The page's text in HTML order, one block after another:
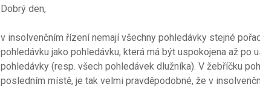
Dobrý den,
v insolvenčním řízení nemají všechny pohledávky stejné
pohledávku jako pohledávku, která má být uspokojena až po
pohledávky (resp. všech pohledávek dlužníka). V žebříčku
posledním místě, je tak velmi pravděpodobné, že v